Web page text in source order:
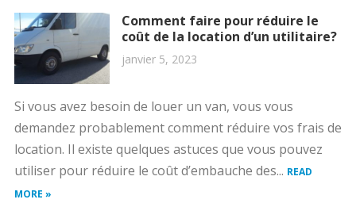
Comment faire pour réduire le
coût de la location d’un utilitaire?
janvier 5, 2023
Si vous avez besoin de louer un van, vous vous
demandez probablement comment réduire vos frais de
location. Il existe quelques astuces que vous pouvez
utiliser pour réduire le coût d’embauche des... READ
MORE »